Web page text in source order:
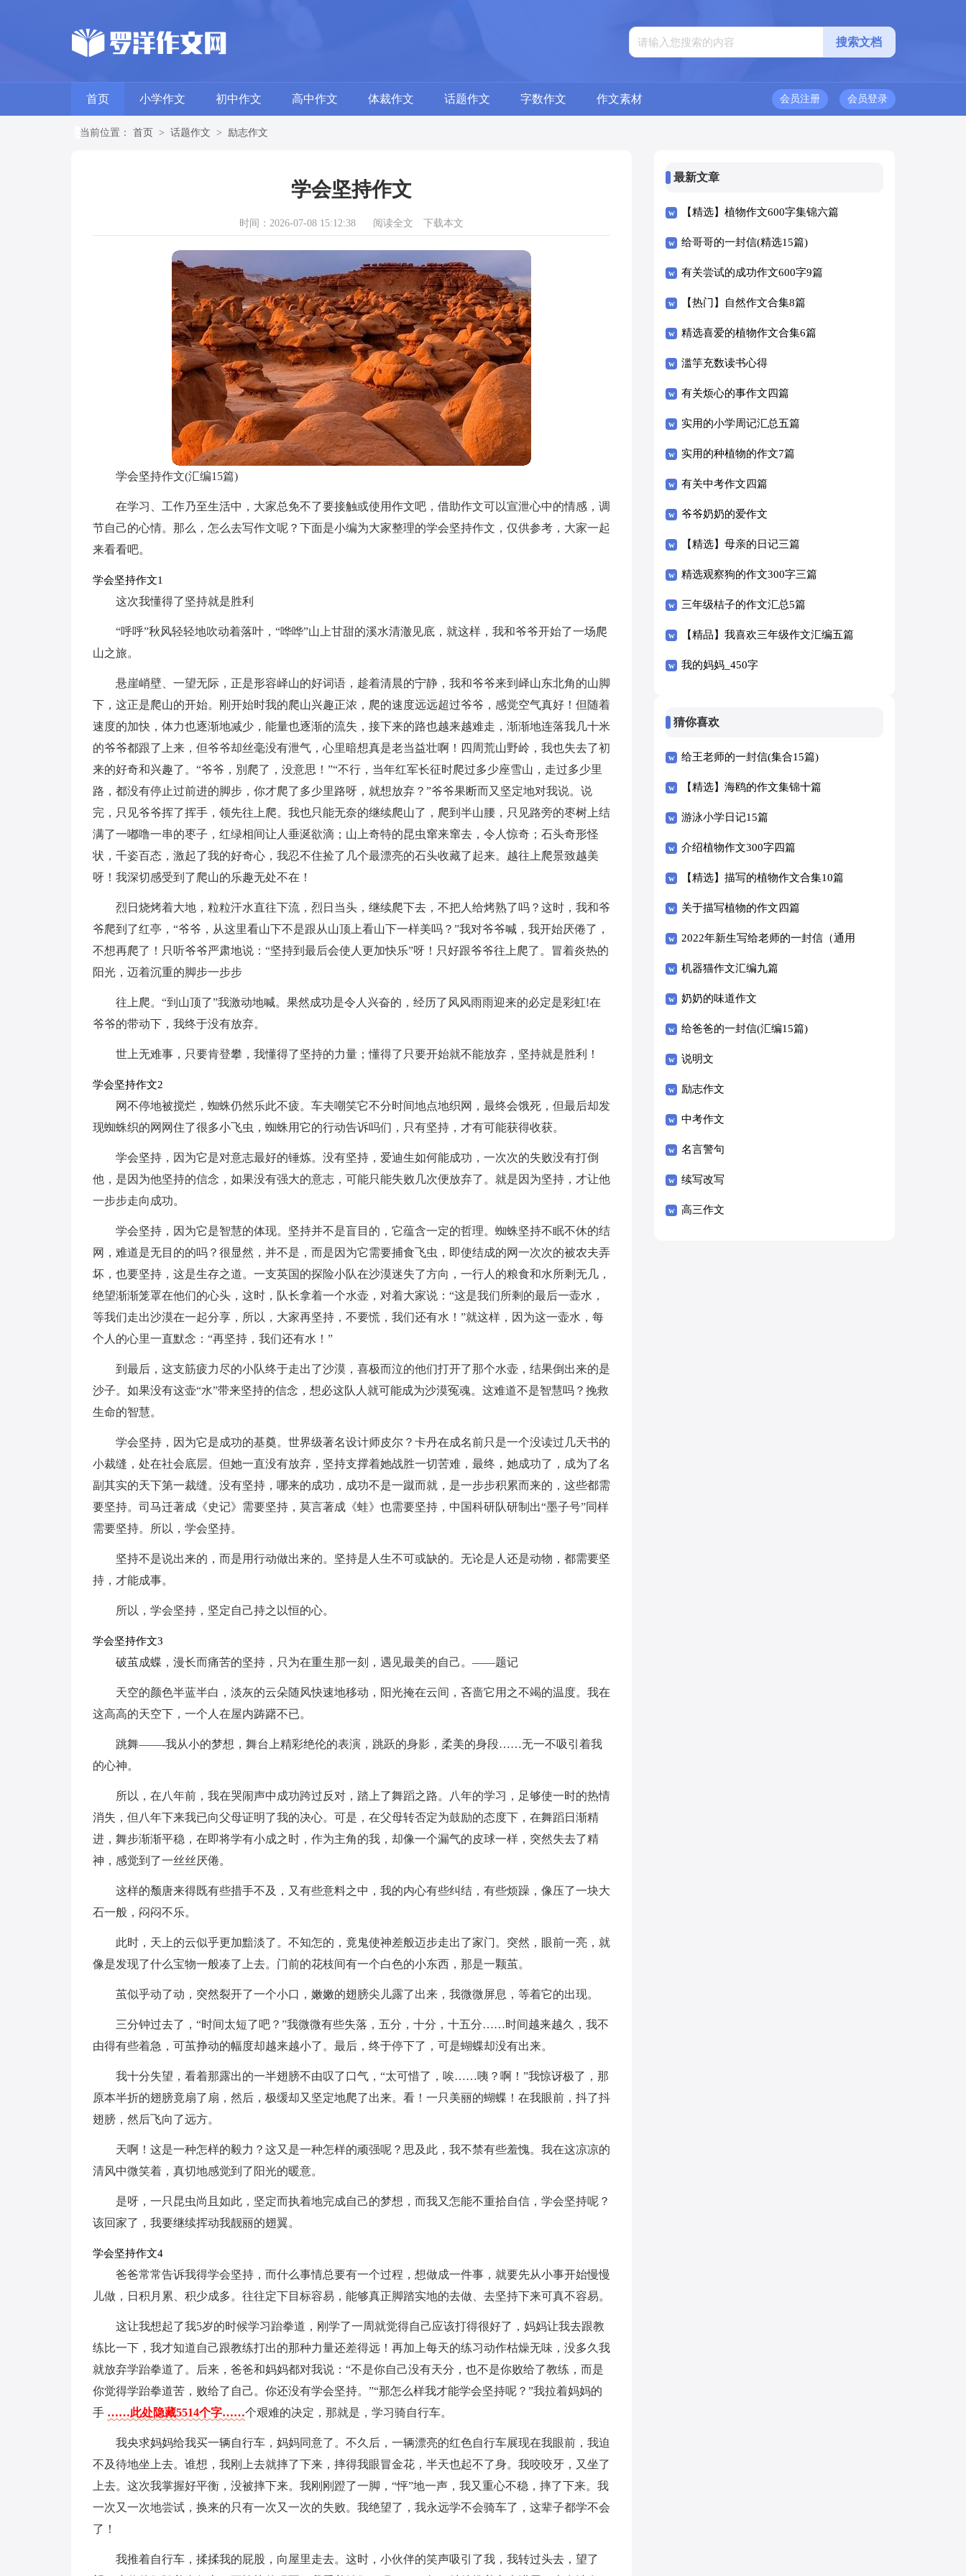
首页 小学作文 初中作文 高中作文 体裁作文 话题作文 字数作文 作文素材 会员登录
会员注册
当前位置： 首页 > 话题作文 > 励志作文
学会坚持作文
时间：2026-07-08 15:12:38 阅读全文 下载本文
学会坚持作文(汇编15篇)
在学习、工作乃至生活中，大家总免不了要接触或使用作文吧，借助作文可以宣泄心中的情感，调
节自己的心情。那么，怎么去写作文呢？下面是小编为大家整理的学会坚持作文，仅供参考，大家一起
来看看吧。
学会坚持作文1
这次我懂得了坚持就是胜利
“呼呼”秋风轻轻地吹动着落叶，“哗哗”山上甘甜的溪水清澈见底，就这样，我和爷爷开始了一场爬
山之旅。
悬崖峭壁、一望无际，正是形容峄山的好词语，趁着清晨的宁静，我和爷爷来到峄山东北角的山脚
下，这正是爬山的开始。刚开始时我的爬山兴趣正浓，爬的速度远远超过爷爷，感觉空气真好！但随着
速度的加快，体力也逐渐地减少，能量也逐渐的流失，接下来的路也越来越难走，渐渐地连落我几十米
的爷爷都跟了上来，但爷爷却丝毫没有泄气，心里暗想真是老当益壮啊！四周荒山野岭，我也失去了初
来的好奇和兴趣了。“爷爷，別爬了，没意思！”“不行，当年红军长征时爬过多少座雪山，走过多少里
路，都没有停止过前进的脚步，你才爬了多少里路呀，就想放弃？”爷爷果断而又坚定地对我说。说
完，只见爷爷挥了挥手，领先往上爬。我也只能无奈的继续爬山了，爬到半山腰，只见路旁的枣树上结
满了一嘟噜一串的枣子，红绿相间让人垂涎欲滴；山上奇特的昆虫窜来窜去，令人惊奇；石头奇形怪
状，千姿百态，激起了我的好奇心，我忍不住捡了几个最漂亮的石头收藏了起来。越往上爬景致越美
呀！我深切感受到了爬山的乐趣无处不在！
烈日烧烤着大地，粒粒汗水直往下流，烈日当头，继续爬下去，不把人给烤熟了吗？这时，我和爷
爷爬到了红亭，“爷爷，从这里看山下不是跟从山顶上看山下一样美吗？”我对爷爷喊，我开始厌倦了，
不想再爬了！只听爷爷严肃地说：“坚持到最后会使人更加快乐”呀！只好跟爷爷往上爬了。冒着炎热的
阳光，迈着沉重的脚步一步步
往上爬。“到山顶了”我激动地喊。果然成功是令人兴奋的，经历了风风雨雨迎来的必定是彩虹!在
爷爷的带动下，我终于没有放弃。
世上无难事，只要肯登攀，我懂得了坚持的力量；懂得了只要开始就不能放弃，坚持就是胜利！
学会坚持作文2
网不停地被搅烂，蜘蛛仍然乐此不疲。车夫嘲笑它不分时间地点地织网，最终会饿死，但最后却发
现蜘蛛织的网网住了很多小飞虫，蜘蛛用它的行动告诉吗们，只有坚持，才有可能获得收获。
学会坚持，因为它是对意志最好的锤炼。没有坚持，爱迪生如何能成功，一次次的失败没有打倒
他，是因为他坚持的信念，如果没有强大的意志，可能只能失败几次便放弃了。就是因为坚持，才让他
一步步走向成功。
学会坚持，因为它是智慧的体现。坚持并不是盲目的，它蕴含一定的哲理。蜘蛛坚持不眠不休的结
网，难道是无目的的吗？很显然，并不是，而是因为它需要捕食飞虫，即使结成的网一次次的被农夫弄
坏，也要坚持，这是生存之道。一支英国的探险小队在沙漠迷失了方向，一行人的粮食和水所剩无几，
绝望渐渐笼罩在他们的心头，这时，队长拿着一个水壶，对着大家说：“这是我们所剩的最后一壶水，
等我们走出沙漠在一起分享，所以，大家再坚持，不要慌，我们还有水！”就这样，因为这一壶水，每
个人的心里一直默念：“再坚持，我们还有水！”
到最后，这支筋疲力尽的小队终于走出了沙漠，喜极而泣的他们打开了那个水壶，结果倒出来的是
沙子。如果没有这壶“水”带来坚持的信念，想必这队人就可能成为沙漠冤魂。这难道不是智慧吗？挽救
生命的智慧。
学会坚持，因为它是成功的基奠。世界级著名设计师皮尔？卡丹在成名前只是一个没读过几天书的
小裁缝，处在社会底层。但她一直没有放弃，坚持支撑着她战胜一切苦难，最终，她成功了，成为了名
副其实的天下第一裁缝。没有坚持，哪来的成功，成功不是一蹴而就，是一步步积累而来的，这些都需
要坚持。司马迁著成《史记》需要坚持，莫言著成《蛙》也需要坚持，中国科研队研制出“墨子号”同样
需要坚持。所以，学会坚持。
坚持不是说出来的，而是用行动做出来的。坚持是人生不可或缺的。无论是人还是动物，都需要坚
持，才能成事。
所以，学会坚持，坚定自己持之以恒的心。
学会坚持作文3
破茧成蝶，漫长而痛苦的坚持，只为在重生那一刻，遇见最美的自己。——题记
天空的颜色半蓝半白，淡灰的云朵随风快速地移动，阳光掩在云间，吝啬它用之不竭的温度。我在
这高高的天空下，一个人在屋内踌躇不已。
跳舞——-我从小的梦想，舞台上精彩绝伦的表演，跳跃的身影，柔美的身段……无一不吸引着我
的心神。
所以，在八年前，我在哭闹声中成功跨过反对，踏上了舞蹈之路。八年的学习，足够使一时的热情
消失，但八年下来我已向父母证明了我的决心。可是，在父母转否定为鼓励的态度下，在舞蹈日渐精
进，舞步渐渐平稳，在即将学有小成之时，作为主角的我，却像一个漏气的皮球一样，突然失去了精
神，感觉到了一丝丝厌倦。
这样的颓唐来得既有些措手不及，又有些意料之中，我的内心有些纠结，有些烦躁，像压了一块大
石一般，闷闷不乐。
此时，天上的云似乎更加黯淡了。不知怎的，竟鬼使神差般迈步走出了家门。突然，眼前一亮，就
像是发现了什么宝物一般凑了上去。门前的花枝间有一个白色的小东西，那是一颗茧。
茧似乎动了动，突然裂开了一个小口，嫩嫩的翅膀尖儿露了出来，我微微屏息，等着它的出现。
三分钟过去了，“时间太短了吧？”我微微有些失落，五分，十分，十五分……时间越来越久，我不
由得有些着急，可茧挣动的幅度却越来越小了。最后，终于停下了，可是蝴蝶却没有出来。
我十分失望，看着那露出的一半翅膀不由叹了口气，“太可惜了，唉……咦？啊！”我惊讶极了，那
原本半折的翅膀竟扇了扇，然后，极缓却又坚定地爬了出来。看！一只美丽的蝴蝶！在我眼前，抖了抖
翅膀，然后飞向了远方。
天啊！这是一种怎样的毅力？这又是一种怎样的顽强呢？思及此，我不禁有些羞愧。我在这凉凉的
清风中微笑着，真切地感觉到了阳光的暖意。
是呀，一只昆虫尚且如此，坚定而执着地完成自己的梦想，而我又怎能不重拾自信，学会坚持呢？
该回家了，我要继续挥动我靓丽的翅翼。
学会坚持作文4
爸爸常常告诉我得学会坚持，而什么事情总要有一个过程，想做成一件事，就要先从小事开始慢慢
儿做，日积月累、积少成多。往往定下目标容易，能够真正脚踏实地的去做、去坚持下来可真不容易。
这让我想起了我5岁的时候学习跆拳道，刚学了一周就觉得自己应该打得很好了，妈妈让我去跟教
练比一下，我才知道自己跟教练打出的那种力量还差得远！再加上每天的练习动作枯燥无味，没多久我
就放弃学跆拳道了。后来，爸爸和妈妈都对我说：“不是你自己没有天分，也不是你败给了教练，而是
你觉得学跆拳道苦，败给了自己。你还没有学会坚持。”“那怎么样我才能学会坚持呢？”我拉着妈妈的
手 ……此处隐藏5514个字……个艰难的决定，那就是，学习骑自行车。
我央求妈妈给我买一辆自行车，妈妈同意了。不久后，一辆漂亮的红色自行车展现在我眼前，我迫
不及待地坐上去。谁想，我刚上去就摔了下来，摔得我眼冒金花，半天也起不了身。我咬咬牙，又坐了
上去。这次我掌握好平衡，没被摔下来。我刚刚蹬了一脚，“怦”地一声，我又重心不稳，摔了下来。我
一次又一次地尝试，换来的只有一次又一次的失败。我绝望了，我永远学不会骑车了，这辈子都学不会
了！
我推着自行车，揉揉我的屁股，向屋里走去。这时，小伙伴的笑声吸引了我，我转过头去，望了
最新文章
【精选】植物作文600字集锦六篇
给哥哥的一封信(精选15篇)
有关尝试的成功作文600字9篇
【热门】自然作文合集8篇
精选喜爱的植物作文合集6篇
滥竽充数读书心得
有关烦心的事作文四篇
实用的小学周记汇总五篇
实用的种植物的作文7篇
有关中考作文四篇
爷爷奶奶的爱作文
【精选】母亲的日记三篇
精选观察狗的作文300字三篇
三年级桔子的作文汇总5篇
【精品】我喜欢三年级作文汇编五篇
我的妈妈_450字
猜你喜欢
给王老师的一封信(集合15篇)
【精选】海鸥的作文集锦十篇
游泳小学日记15篇
介绍植物作文300字四篇
【精选】描写的植物作文合集10篇
关于描写植物的作文四篇
2022年新生写给老师的一封信（通用
8篇）
机器猫作文汇编九篇
奶奶的味道作文
给爸爸的一封信(汇编15篇)
说明文
励志作文
中考作文
名言警句
续写改写
高三作文